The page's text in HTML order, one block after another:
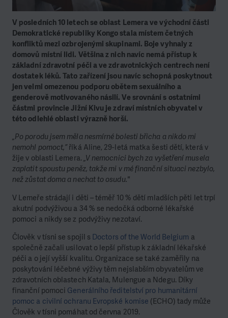
V posledních 10 letech se oblast Lemera ve východní části
Demokratické republiky Kongo stala místem četných
konfliktů mezi ozbrojenými skupinami. Boje vyhnaly z
domovů místní lidi. Většina z nich navíc nemá přístup k
základní zdravotní péči a ve zdravotnických centrech není
dostatek léků. Tato zařízení jsou navíc schopná poskytnout
jen velmi omezenou podporu obětem sexuálního a
genderově motivovaného násilí. Ve srovnání s ostatními
částmi provincie Jižní Kivu je zdraví místních obyvatel v
této odlehlé oblasti výrazně horší.
„Po porodu jsem měla nesmírné bolesti břicha a nikdo mi
nemohl pomoct,”říká Aline, 29-letá matka šesti dětí, která v
žije v oblasti Lemera. „V nemocnici bych za vyšetření musela
zaplatit spoustu peněz, takže mi v mé finanční situaci nezbylo,
než zůstat doma a nechat to osudu."
V Lemeře strádají i děti – téměř 10 % dětí mladších pěti let trpí
akutní podvýživou a 34 % se nedočká odborné lékařské
pomoci a nikdy se z podvýživy nezotaví.
Člověk v tísni se spojil s Doctors of the World Belgium a
společně začali usilovat o lepší přístup k základní lékařské
péči a o její vyšší kvalitu. Organizace se také zaměřily na
poskytování léčebné výživy těm nejslabším obyvatelům ve
zdravotních oblastech Katala, Mulengue a Ndegu. Díky
finanční pomoci Generálního ředitelství pro humanitární
pomoc a civilní ochranu Evropské komise (ECHO) tady může
Člověk v tísni pomáhat od června 2019.